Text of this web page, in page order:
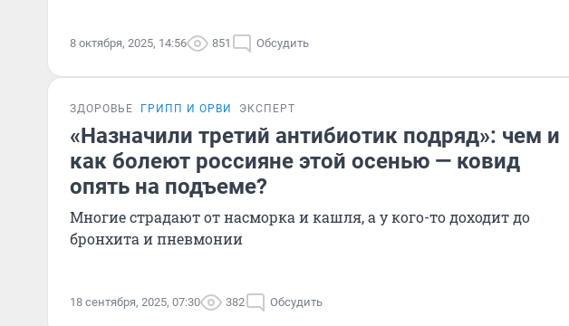
8 октября, 2025, 14:56 851 Обсудить
ЗДОРОВЬЕ ГРИПП И ОРВИ ЭКСПЕРТ
«Назначили третий антибиотик подряд»: чем и
как болеют россияне этой осенью — ковид
опять на подъеме?
Многие страдают от насморка и кашля, а у кого-то доходит до
бронхита и пневмонии
18 сентября, 2025, 07:30 382 Обсудить